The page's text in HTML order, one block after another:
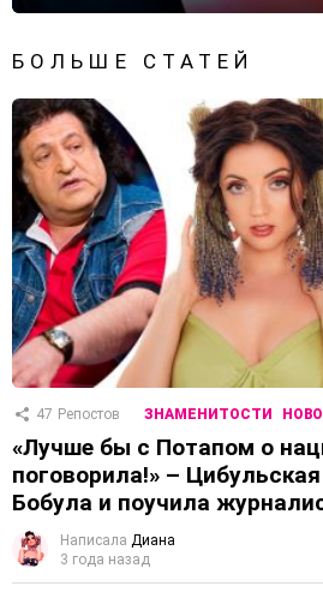
БОЛЬШЕ СТАТЕЙ
47 Репостов ЗНАМЕНИТОСТИ
«Лучше бы с Потапом о
поговорила!» –
Бобула и поучила
Написала Диана
3 года назад